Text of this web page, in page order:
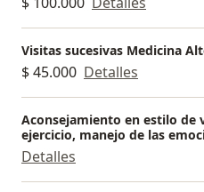
Visitas sucesivas Medicina
$ 45.000 Detalles
Aconsejamiento en estilo de
ejercicio, manejo de las
Detalles